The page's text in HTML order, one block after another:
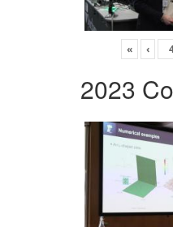
« ‹
2023